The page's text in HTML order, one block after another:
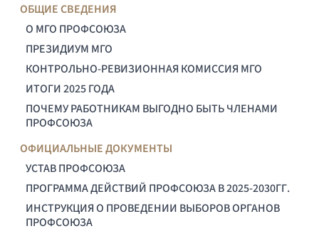
ОБЩИЕ СВЕДЕНИЯ
О МГО ПРОФСОЮЗА
ПРЕЗИДИУМ МГО
КОНТРОЛЬНО-РЕВИЗИОННАЯ КОМИССИЯ МГО
ИТОГИ 2025 ГОДА
ПОЧЕМУ РАБОТНИКАМ ВЫГОДНО БЫТЬ ЧЛЕНАМИ
ПРОФСОЮЗА
ОФИЦИАЛЬНЫЕ ДОКУМЕНТЫ
УСТАВ ПРОФСОЮЗА
ПРОГРАММА ДЕЙСТВИЙ ПРОФСОЮЗА В 2025-2030ГГ.
ИНСТРУКЦИЯ О ПРОВЕДЕНИИ ВЫБОРОВ ОРГАНОВ
ПРОФСОЮЗА